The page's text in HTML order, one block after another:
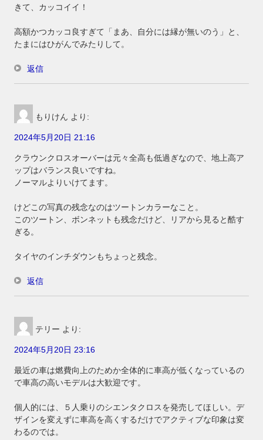
きて、カッコイイ！
高額かつカッコ良すぎて「まあ、自分には縁が無いのう」と、
たまにはひがんでみたりして。
返信
もりけん より:
2024年5月20日 21:16
クラウンクロスオーバーは元々全高も低過ぎなので、地上高ア
ップはバランス良いですね。
ノーマルよりいけてます。
けどこの写真の残念なのはツートンカラーなこと。
このツートン、ボンネットも残念だけど、リアから見ると酷す
ぎる。
タイヤのインチダウンもちょっと残念。
返信
テリー より:
2024年5月20日 23:16
最近の車は燃費向上のためか全体的に車高が低くなっているの
で車高の高いモデルは大歓迎です。
個人的には、５人乗りのシエンタクロスを発売してほしい。デ
ザインを変えずに車高を高くするだけでアクティブな印象は変
わるのでは。